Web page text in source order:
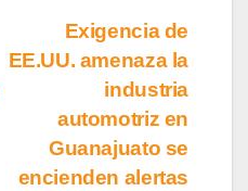
Exigencia de
EE.UU. amenaza la
industria
automotriz en
Guanajuato se
encienden alertas